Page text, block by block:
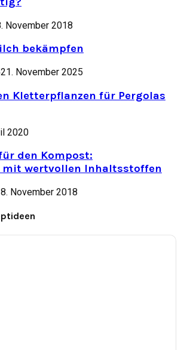
November 2018
bekämpfen
21. November 2025
Kletterpflanzen für Pergolas
2020
den Kompost:
mit wertvollen Inhaltsstoffen
November 2018